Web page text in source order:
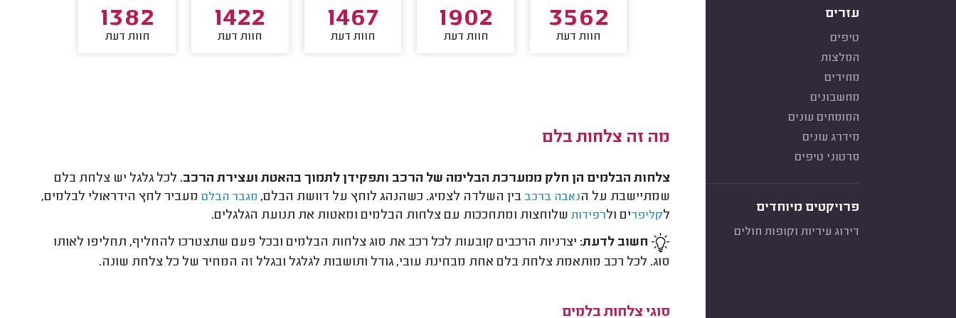
עזרים
טיפים
המלצות
מחירים
מחשבונים
המומחים עונים
מידרג עונים
סרטוני טיפים
פרויקטים מיוחדים
דירוג עיריות וקופות חולים
3562
חוות דעת
1902
חוות דעת
1467
חוות דעת
1422
חוות דעת
1382
חוות דעת
מה זה צלחות בלם
צלחות הבלמים הן חלק ממערכת הבלימה של הרכב ותפקידן לתמוך בהאטת ועצירת הרכב. לכל גלגל יש צלחת בלם
שמתיישבת על הנאבה ברכב בין השלדה לצמיג. כשהנהג לוחץ על דוושת הבלם, מגבר הבלםמעביר לחץ הידראולי לבלמים,
לקליפרים ולרפידותשלוחצות ומתחככות עם צלחות הבלמים ומאטות את תנועת הגלגלים.
חשוב לדעת: יצרניות הרכבים קובעות לכל רכב את סוג צלחות הבלמים ובכל פעם שתצטרכו להחליף, תחליפו לאותו
סוג. לכל רכב מותאמת צלחת בלם אחת מבחינת עובי, גודל ותושבות לגלגל ובגלל זה המחיר של כל צלחת שונה.
סוגי צלחות בלמים